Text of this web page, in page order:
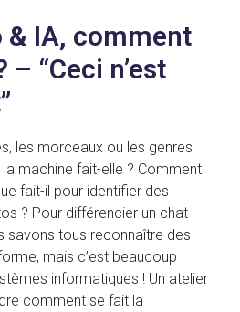
IA, comment
“Ceci n’est
les morceaux ou les genres
machine fait-elle ? Comment
fait-il pour identifier des
? Pour différencier un chat
savons tous reconnaître des
mais c’est beaucoup
informatiques ! Un atelier
comment se fait la